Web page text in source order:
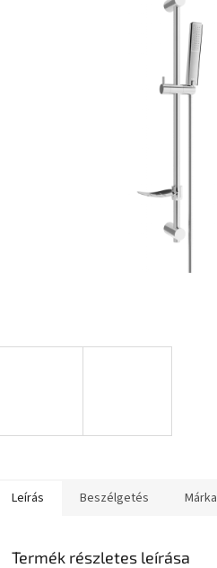
Leírás Beszélgetés Márka
Termék részletes leírása